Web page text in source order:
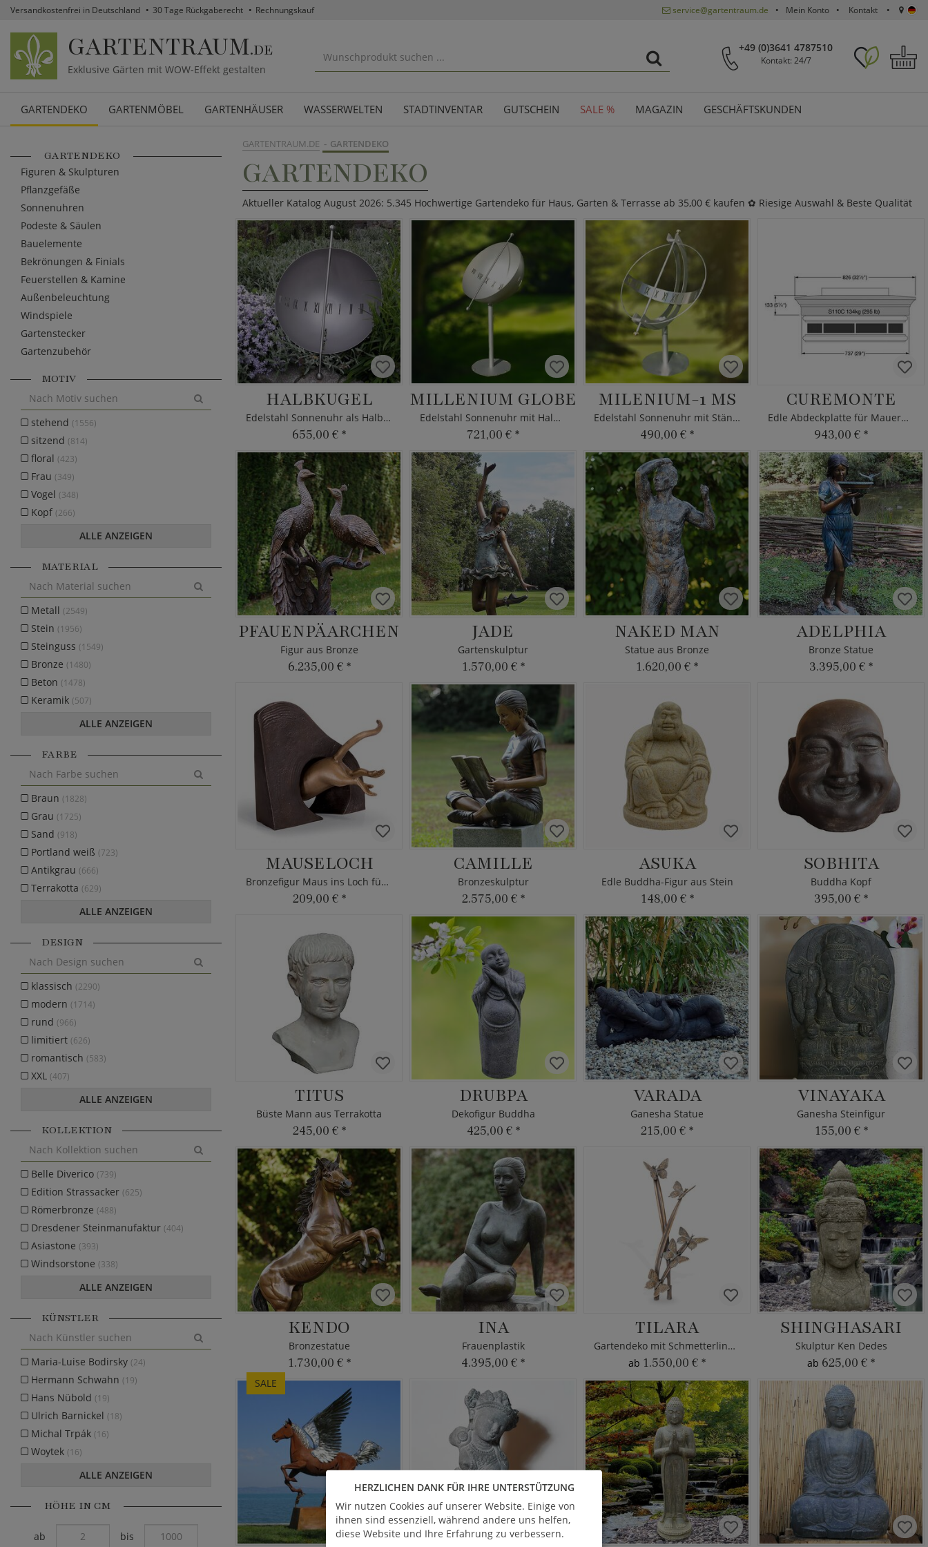
Versandkostenfrei in Deutschland 30 Tage Rückgaberecht Rechnungskauf service@gartentraum.de Mein Konto Kontakt
GARTENTRAUM.DE
Exklusive Gärten mit WOW-Effekt gestalten
+49 (0)3641 4787510
Kontakt: 24/7
GARTENDEKO GARTENMÖBEL GARTENHÄUSER WASSERWELTEN STADTINVENTAR GUTSCHEIN SALE % MAGAZIN GESCHÄFTSKUNDEN
GARTENTRAUM.DE GARTENDEKO
GARTENDEKO
Aktueller Katalog August 2026: 5.345 Hochwertige Gartendeko für Haus, Garten & Terrasse ab 35,00 € kaufen ✿ Riesige Auswahl & Beste Qualität
HALBKUGEL
Edelstahl Sonnenuhr als Halbkugel
655,00 € *
MILLENIUM GLOBE
Edelstahl Sonnenuhr mit Halbhohlkugel
721,00 € *
MILENIUM-1 MS
Edelstahl Sonnenuhr mit Ständer
490,00 € *
CUREMONTE
Edle Abdeckplatte für Mauerpfeiler
943,00 € *
PFAUENPÄARCHEN
Figur aus Bronze
6.235,00 € *
JADE
Gartenskulptur
1.570,00 € *
NAKED MAN
Statue aus Bronze
1.620,00 € *
ADELPHIA
Bronze Statue
3.395,00 € *
MAUSELOCH
Bronzefigur Maus ins Loch für Mauern
209,00 € *
CAMILLE
Bronzeskulptur
2.575,00 € *
ASUKA
Edle Buddha-Figur aus Stein
148,00 € *
SOBHITA
Buddha Kopf
395,00 € *
TITUS
Büste Mann aus Terrakotta
245,00 € *
DRUBPA
Dekofigur Buddha
425,00 € *
VARADA
Ganesha Statue
215,00 € *
VINAYAKA
Ganesha Steinfigur
155,00 € *
KENDO
Bronzestatue
1.730,00 € *
INA
Frauenplastik
4.395,00 € *
TILARA
Gartendeko mit Schmetterlingen
ab 1.550,00 € *
SHINGHASARI
Skulptur Ken Dedes
ab 625,00 € *
SALE
GARTENDEKO
Figuren & Skulpturen
Pflanzgefäße
Sonnenuhren
Podeste & Säulen
Bauelemente
Bekrönungen & Finials
Feuerstellen & Kamine
Außenbeleuchtung
Windspiele
Gartenstecker
Gartenzubehör
MOTIV
stehend (1556)
sitzend (814)
floral (423)
Frau (349)
Vogel (348)
Kopf (266)
ALLE ANZEIGEN
MATERIAL
Metall (2549)
Stein (1956)
Steinguss (1549)
Bronze (1480)
Beton (1478)
Keramik (507)
ALLE ANZEIGEN
FARBE
Braun (1828)
Grau (1725)
Sand (918)
Portland weiß (723)
Antikgrau (666)
Terrakotta (629)
ALLE ANZEIGEN
DESIGN
klassisch (2290)
modern (1714)
rund (966)
limitiert (626)
romantisch (583)
XXL (407)
ALLE ANZEIGEN
KOLLEKTION
Belle Diverico (739)
Edition Strassacker (625)
Römerbronze (488)
Dresdener Steinmanufaktur (404)
Asiastone (393)
Windsorstone (338)
ALLE ANZEIGEN
KÜNSTLER
Maria-Luise Bodirsky (24)
Hermann Schwahn (19)
Hans Nübold (19)
Ulrich Barnickel (18)
Michal Trpák (16)
Woytek (16)
ALLE ANZEIGEN
HÖHE IN CM
ab bis
HERZLICHEN DANK FÜR IHRE UNTERSTÜTZUNG
Wir nutzen Cookies auf unserer Website. Einige von
ihnen sind essenziell, während andere uns helfen,
diese Website und Ihre Erfahrung zu verbessern.